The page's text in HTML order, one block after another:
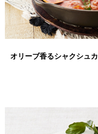
オリーブ香るシャクシュカ